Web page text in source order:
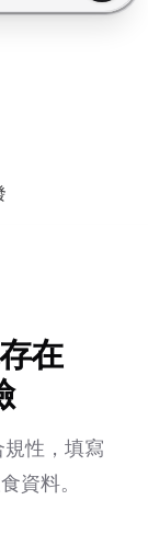
在
性，填寫
資料。